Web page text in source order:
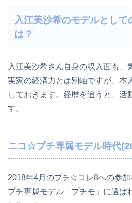
入江美沙希のモデルとして
は？
入江美沙希さん自身の収入面も、
実家の経済力とは別軸ですが、本
しておきます。経歴を追うと、活
す。
ニコ☆プチ専属モデル時代
2018年4月のプチ☆コレ8への参
プチ専属モデル「プチモ」に選ば